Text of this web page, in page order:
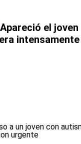
Apareció el